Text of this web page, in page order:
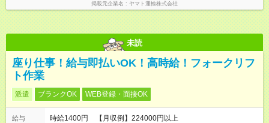
掲載元企業名 ヤマト運輸株式会社
未読
座り仕事！給与即払いOK！高時給！フォークリフ
ト作業
派遣 ブランクOK WEB登録・面接OK
給与
時給1400円 【月収例】224000円以上